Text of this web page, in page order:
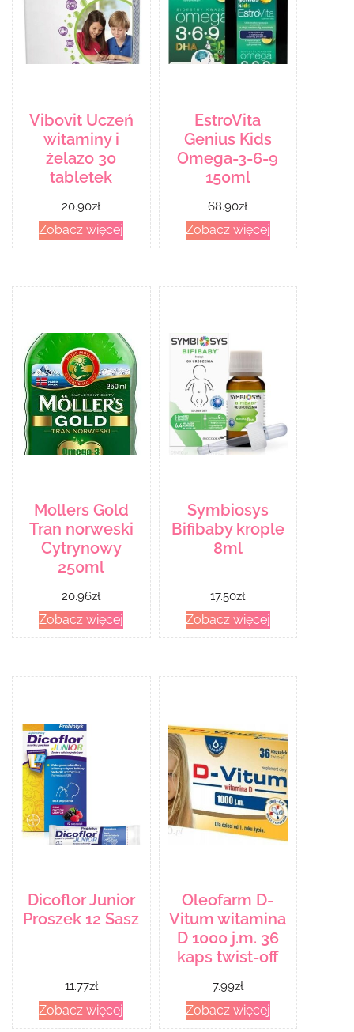
Vibovit Uczeń
witaminy i
żelazo 30
tabletek
20.90zł
Zobacz więcej
EstroVita
Genius Kids
Omega-3-6-9
150ml
68.90zł
Zobacz więcej
Mollers Gold
Tran norweski
Cytrynowy
250ml
20.96zł
Zobacz więcej
Symbiosys
Bifibaby krople
8ml
17.50zł
Zobacz więcej
Dicoflor Junior
Proszek 12 Sasz
11.77zł
Zobacz więcej
Oleofarm D-
Vitum witamina
D 1000 j.m. 36
kaps twist-off
7.99zł
Zobacz więcej